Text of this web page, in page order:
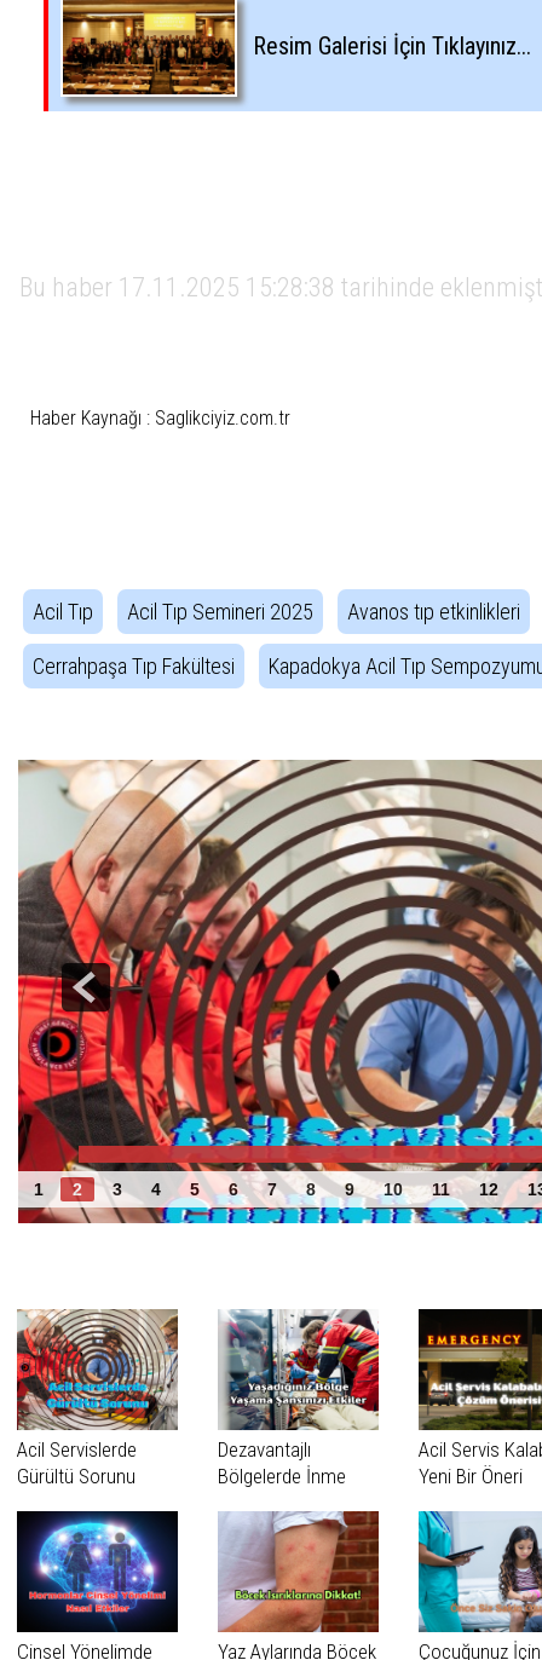
Resim Galerisi İçin Tıklayınız...
Bu haber 17.11.2025 15:28:38 tarihinde
Haber Kaynağı : Saglikciyiz.com.tr
Acil Tıp Acil Tıp Semineri 2025 Avanos tıp etkinlikleri
Cerrahpaşa Tıp Fakültesi Kapadokya Acil Tıp
1 2 3 4 5 6 7 8 9 10 11 12
Acil Servislerde Gürültü Sorunu
Acil Servislerde
Gürültü Sorunu
Dezavantajlı
Bölgelerde İnme
Tanınıyor
Acil Servis
Yeni Bir Öneri
Cinsel Yönelimde
Yaz Aylarında Böcek
Çocuğunuz